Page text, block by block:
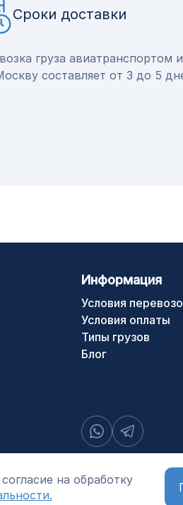
Сроки доставки
груза авиатранспортом
составляет от 3 до 5
на обработку
Информация
Условия
Условия оплаты
Типы грузов
Блог